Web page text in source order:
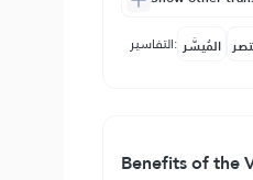
التفاسير: المُيسَّر
Benefits of the